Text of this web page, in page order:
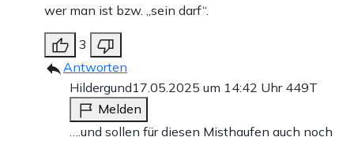
wer man ist bzw. „sein darf“.
3
Antworten
Hildergund17.05.2025 um 14:42 Uhr 449T
Melden
….und sollen für diesen Misthaufen auch noch